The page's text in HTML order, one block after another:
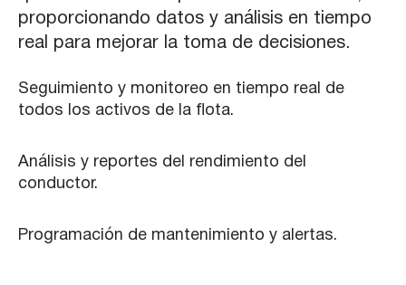
proporcionando datos y análisis en tiempo
real para mejorar la toma de decisiones.
Seguimiento y monitoreo en tiempo real de
todos los activos de la flota.
Análisis y reportes del rendimiento del
conductor.
Programación de mantenimiento y alertas.